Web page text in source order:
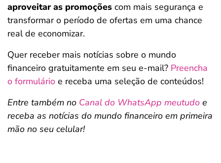
aproveitar as promoções com mais segurança e
transformar o período de ofertas em uma chance
real de economizar.
Quer receber mais notícias sobre o mundo
financeiro gratuitamente em seu e-mail? Preencha
o formulário e receba uma seleção de conteúdos!
Entre também no Canal do WhatsApp meutudo e
receba as notícias do mundo financeiro em primeira
mão no seu celular!